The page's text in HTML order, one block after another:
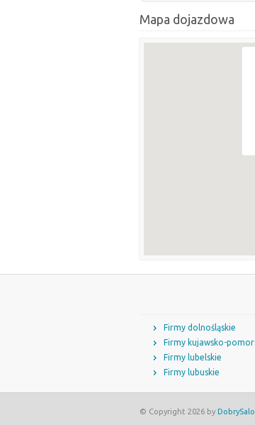
Mapa dojazdowa
Firmy dolnośląskie
Firmy kujawsko-
Firmy lubelskie
Firmy lubuskie
© Copyright 2026 by